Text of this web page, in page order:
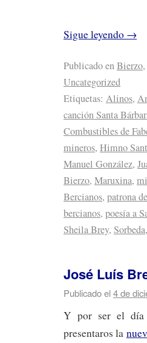
Sigue leyendo →
Publicado enBierzo,
Uncategorized
Etiquetas: Alinos,
canción Santa
Combustibles de
mineros, Himno
Manuel González,
Bierzo, Maruxina,
Bercianos, patrona
bercianos, poesía a
Sheila Brey, Sorbeda,
José Luís
Publicado el4 de
Y por ser el día
presentaros la